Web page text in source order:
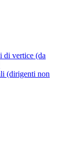
di vertice (da
(dirigenti non